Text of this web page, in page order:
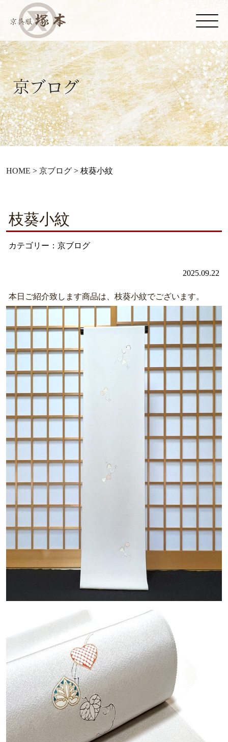
HOME > 京ブログ> 枝葵小紋
枝葵小紋
カテゴリー：京ブログ
2025.09.22
本日ご紹介致します商品は、枝葵小紋でございます。